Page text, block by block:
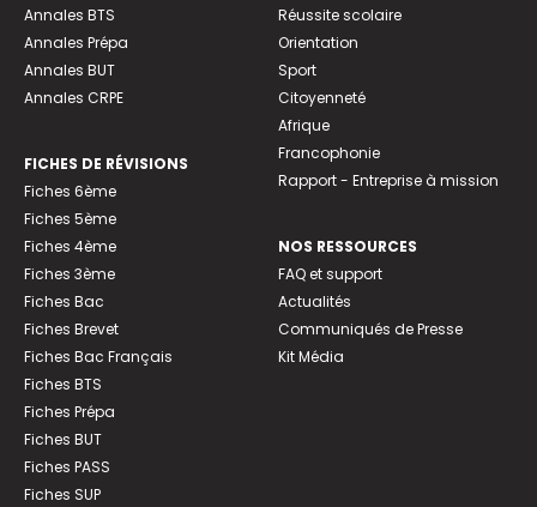
Annales BTS
Annales Prépa
Annales BUT
Annales CRPE
FICHES DE RÉVISIONS
Fiches 6ème
Fiches 5ème
Fiches 4ème
Fiches 3ème
Fiches Bac
Fiches Brevet
Fiches Bac Français
Fiches BTS
Fiches Prépa
Fiches BUT
Fiches PASS
Fiches SUP
Réussite scolaire
Orientation
Sport
Citoyenneté
Afrique
Francophonie
Rapport - Entreprise à mission
NOS RESSOURCES
FAQ et support
Actualités
Communiqués de Presse
Kit Média